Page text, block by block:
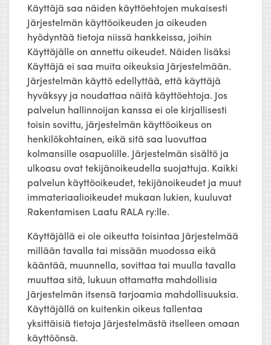
Käyttäjä saa näiden käyttöehtojen mukaisesti
Järjestelmän käyttöoikeuden ja oikeuden
hyödyntää tietoja niissä hankkeissa, joihin
Käyttäjälle on annettu oikeudet. Näiden lisäksi
Käyttäjä ei saa muita oikeuksia Järjestelmään.
Järjestelmän käyttö edellyttää, että käyttäjä
hyväksyy ja noudattaa näitä käyttöehtoja. Jos
palvelun hallinnoijan kanssa ei ole kirjallisesti
toisin sovittu, järjestelmän käyttöoikeus on
henkilökohtainen, eikä sitä saa luovuttaa
kolmansille osapuolille. Järjestelmän sisältö ja
ulkoasu ovat tekijänoikeudella suojattuja. Kaikki
palvelun käyttöoikeudet, tekijänoikeudet ja muut
immateriaalioikeudet mukaan lukien, kuuluvat
Rakentamisen Laatu RALA ry:lle.
Käyttäjällä ei ole oikeutta toisintaa Järjestelmää
millään tavalla tai missään muodossa eikä
kääntää, muunnella, sovittaa tai muulla tavalla
muuttaa sitä, lukuun ottamatta mahdollisia
Järjestelmän itsensä tarjoamia mahdollisuuksia.
Käyttäjällä on kuitenkin oikeus tallentaa
yksittäisiä tietoja Järjestelmästä itselleen omaan
käyttöönsä.